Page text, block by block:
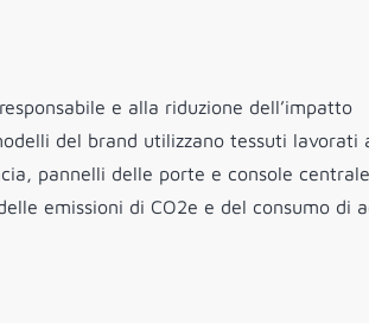
e alla riduzione dell’impatto
del brand utilizzano tessuti lavorati
pannelli delle porte e console
emissioni di CO2e e del consumo di